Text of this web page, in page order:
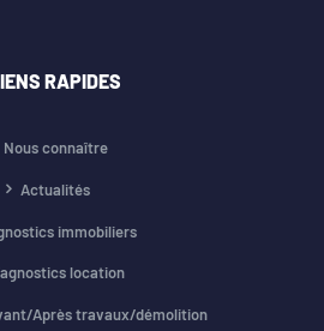
RAPIDES
Nous connaître
Actualités
immobiliers
location
Après travaux/démolition